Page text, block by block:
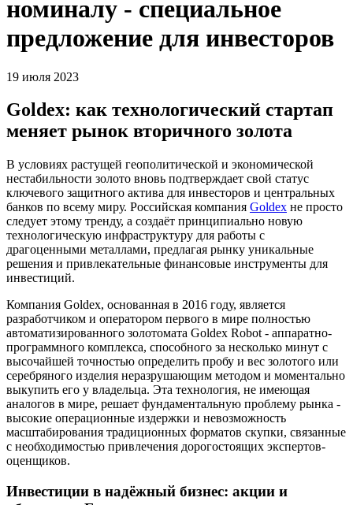
номиналу - специальное
предложение для инвесторов
19 июля 2023
Goldex: как технологический стартап
меняет рынок вторичного золота
В условиях растущей геополитической и экономической
нестабильности золото вновь подтверждает свой статус
ключевого защитного актива для инвесторов и центральных
банков по всему миру. Российская компания Goldex не просто
следует этому тренду, а создаёт принципиально новую
технологическую инфраструктуру для работы с
драгоценными металлами, предлагая рынку уникальные
решения и привлекательные финансовые инструменты для
инвестиций.
Компания Goldex, основанная в 2016 году, является
разработчиком и оператором первого в мире полностью
автоматизированного золотомата Goldex Robot - аппаратно-
программного комплекса, способного за несколько минут с
высочайшей точностью определить пробу и вес золотого или
серебряного изделия неразрушающим методом и моментально
выкупить его у владельца. Эта технология, не имеющая
аналогов в мире, решает фундаментальную проблему рынка -
высокие операционные издержки и невозможность
масштабирования традиционных форматов скупки, связанные
с необходимостью привлечения дорогостоящих экспертов-
оценщиков.
Инвестиции в надёжный бизнес: акции и